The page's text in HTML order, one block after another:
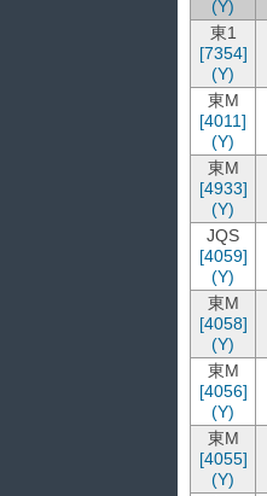
(Y)
東1
[7354]
(Y)
東M
[4011]
(Y)
東M
[4933]
(Y)
JQS
[4059]
(Y)
東M
[4058]
(Y)
東M
[4056]
(Y)
東M
[4055]
(Y)